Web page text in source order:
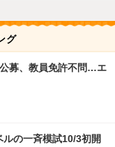
グ
募、教員免許不問…エ
ルの一斉模試10/3初開